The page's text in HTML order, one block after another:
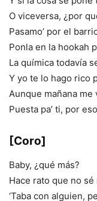
O viceversa, ¿por
Pasamo’ por el
Ponla en la hookah
La química todavía
Y yo te lo hago rico
Aunque mañana
Puesta pa’ ti, por
[Coro]
Baby, ¿qué más?
Hace rato que no sé
‘Taba con alguien,